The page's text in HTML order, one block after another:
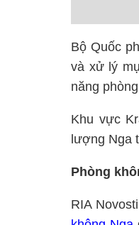
Bộ Quốc
và xử lý
năng
Khu vực
lượng Nga
Phòng
RIA